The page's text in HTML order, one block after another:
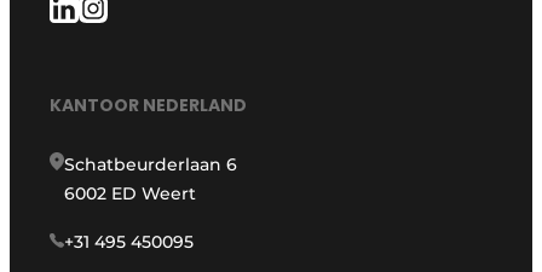
KANTOOR NEDERLAND
Schatbeurderlaan 6
6002 ED Weert
+31 495 450095